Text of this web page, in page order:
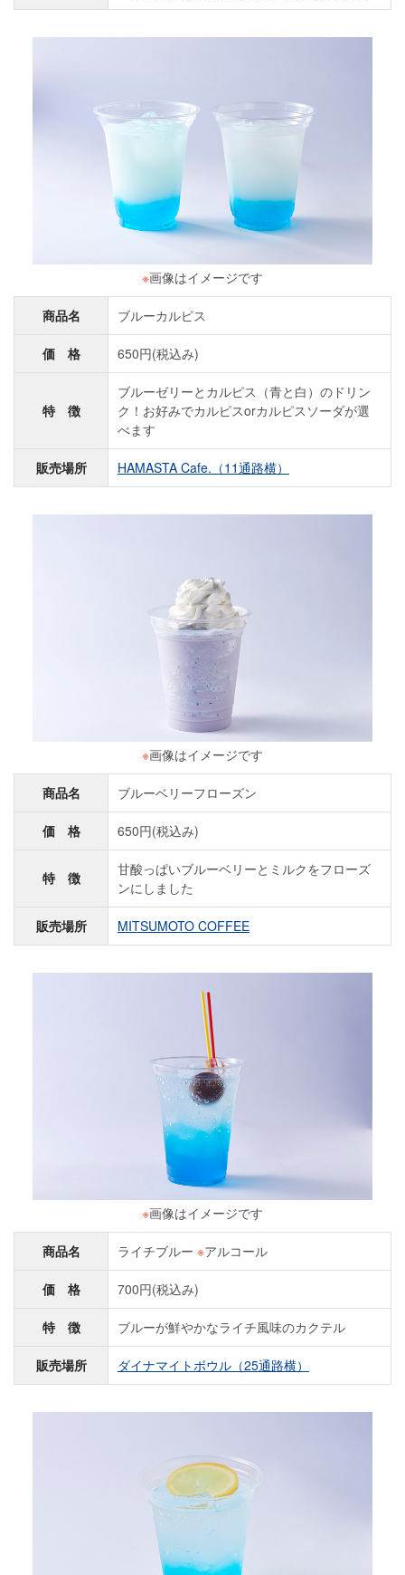
※画像はイメージです
商品名 ブルーカルピス
価 格 650円(税込み)
特 徴
ブルーゼリーとカルピス（青と白）のドリン
ク！お好みでカルピスorカルピスソーダが選
べます
販売場所 HAMASTA Cafe.（11通路横）
※画像はイメージです
商品名 ブルーベリーフローズン
価 格 650円(税込み)
特 徴
甘酸っぱいブルーベリーとミルクをフローズ
ンにしました
販売場所 MITSUMOTO COFFEE
※画像はイメージです
商品名 ライチブルー ※アルコール
価 格 700円(税込み)
特 徴 ブルーが鮮やかなライチ風味のカクテル
販売場所 ダイナマイトボウル（25通路横）